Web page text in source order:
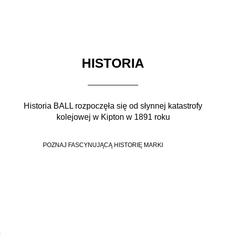
HISTORIA
Historia BALL rozpoczęła się od słynnej katastrofy
kolejowej w Kipton w 1891 roku
POZNAJ FASCYNUJĄCĄ HISTORIĘ MARKI